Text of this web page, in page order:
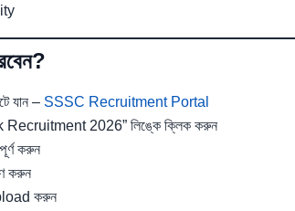
যান – SSSC Recruitment Portal
2026” লিঙ্কে ক্লিক করুন
করুন
করুন
করুন